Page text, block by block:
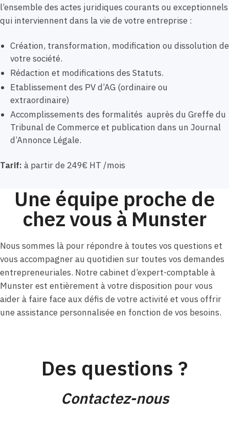
l’ensemble des actes juridiques courants ou exceptionnels
qui interviennent dans la vie de votre entreprise :
Création, transformation, modification ou dissolution de
votre société.
Rédaction et modifications des Statuts.
Etablissement des PV d’AG (ordinaire ou
extraordinaire)
Accomplissements des formalités auprès du Greffe du
Tribunal de Commerce et publication dans un Journal
d’Annonce Légale.
Tarif: à partir de 249€ HT /mois
Une équipe proche de
chez vous à Munster
Nous sommes là pour répondre à toutes vos questions et
vous accompagner au quotidien sur toutes vos demandes
entrepreneuriales. Notre cabinet d’expert-comptable à
Munster est entièrement à votre disposition pour vous
aider à faire face aux défis de votre activité et vous offrir
une assistance personnalisée en fonction de vos besoins.
Des questions ?
Contactez-nous